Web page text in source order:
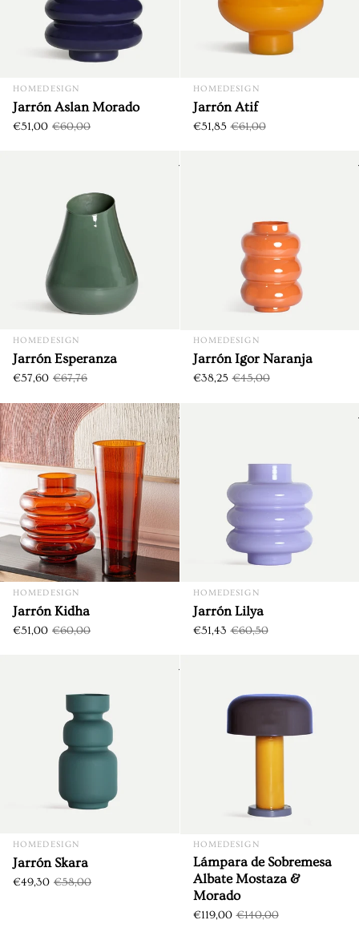
HOMEDESIGN
Jarrón Aslan Morado
€51,00 €60,00
HOMEDESIGN
Jarrón Atif
€51,85 €61,00
HOMEDESIGN
Jarrón Esperanza
€57,60 €67,76
HOMEDESIGN
Jarrón Igor Naranja
€38,25 €45,00
Jarrón Kidha
HOMEDESIGN
Jarrón Kidha
€51,00 €60,00
DTO. €9,00
HOMEDESIGN
Jarrón Lilya
€51,43 €60,50
HOMEDESIGN
Jarrón Skara
€49,30 €58,00
HOMEDESIGN
Lámpara de Sobremesa
Albate Mostaza &
Morado
€119,00 €140,00